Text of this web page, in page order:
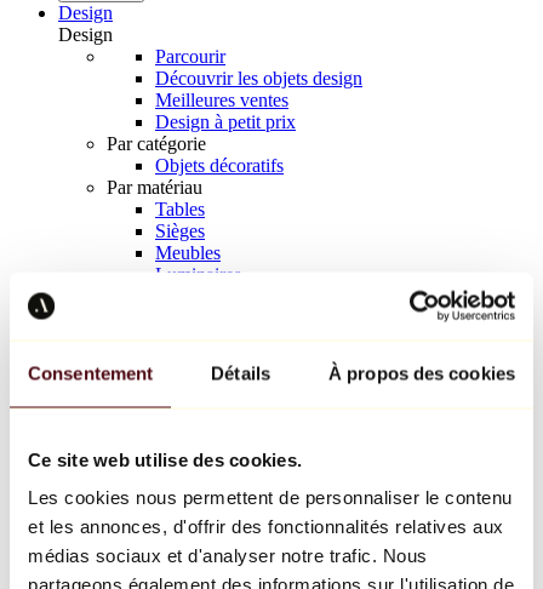
Consentement Détails À propos des cookies
Ce site web utilise des cookies.
Les cookies nous permettent de personnaliser le contenu
et les annonces, d'offrir des fonctionnalités relatives aux
médias sociaux et d'analyser notre trafic. Nous
partageons également des informations sur l'utilisation de
Design
Design
Parcourir
Découvrir les objets design
Meilleures ventes
Design à petit prix
Par catégorie
Objets décoratifs
Par matériau
Tables
Sièges
Meubles
Luminaires
Richard Orlinski
Keith Haring
Jeff Koons
Jean-Michel Basquiat
Tous les designers
Œuvre de la semaine